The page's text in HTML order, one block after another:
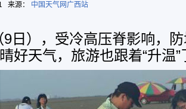
来源： 中国天气网广西站
9日），受冷高压脊影响，
好天气，旅游也跟着“升温”